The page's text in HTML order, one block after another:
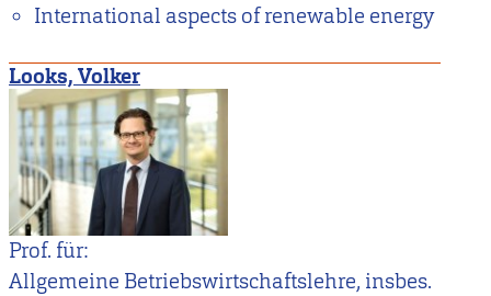
International aspects of renewable energy
Looks, Volker
Prof. für:
Allgemeine Betriebswirtschaftslehre, insbes.